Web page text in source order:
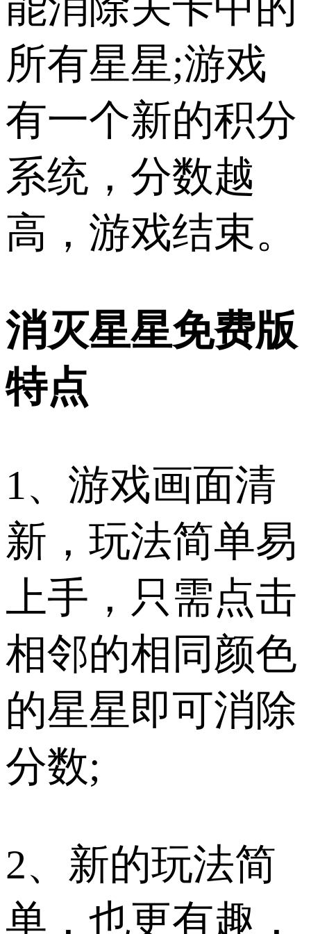
所有星星;游戏
有一个新的积分
系统，分数越
高，游戏结束。
消灭星星免费版
特点
1、游戏画面清
新，玩法简单易
上手，只需点击
相邻的相同颜色
的星星即可消除
分数;
2、新的玩法简
单，也更有趣，